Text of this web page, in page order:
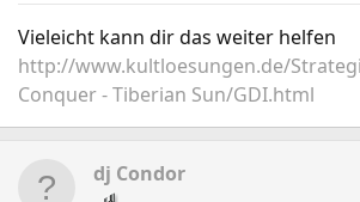
Vieleicht kann dir das weiter helfen
http://www.kultloesungen.de/
Conquer - Tiberian Sun/GDI.html
dj Condor